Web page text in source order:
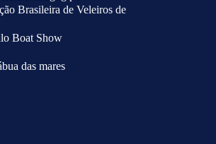
Brasileira de Veleiros de
Boat Show
das mares